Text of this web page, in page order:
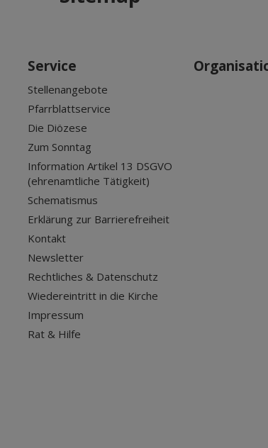
Service
Stellenangebote
Pfarrblattservice
Die Diözese
Zum Sonntag
Information Artikel 13 DSGVO
(ehrenamtliche Tätigkeit)
Schematismus
Erklärung zur Barrierefreiheit
Kontakt
Newsletter
Rechtliches & Datenschutz
Wiedereintritt in die Kirche
Impressum
Rat & Hilfe